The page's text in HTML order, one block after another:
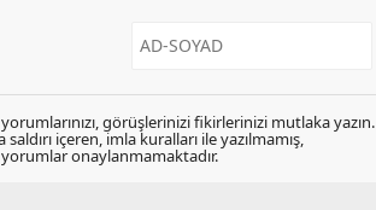
görüşlerinizi fikirlerinizi mutlaka yazın.
içeren, imla kuralları ile yazılmamış,
onaylanmamaktadır.